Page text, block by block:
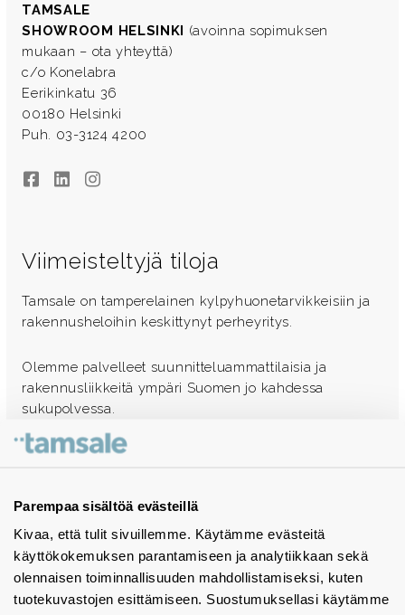
Parempaa sisältöä evästeillä
Kivaa, että tulit sivuillemme. Käytämme evästeitä
käyttökokemuksen parantamiseen ja analytiikkaan sekä
olennaisen toiminnallisuuden mahdollistamiseksi, kuten
tuotekuvastojen esittämiseen. Suostumuksellasi käytämme
TAMSALE
SHOWROOM HELSINKI (avoinna sopimuksen
mukaan – ota yhteyttä)
c/o Konelabra
Eerikinkatu 36
00180 Helsinki
Puh. 03-3124 4200
FacebookLinkedInInstagram
Viimeisteltyjä tiloja
Tamsale on tamperelainen kylpyhuonetarvikkeisiin ja
rakennusheloihin keskittynyt perheyritys.
Olemme palvelleet suunnitteluammattilaisia ja
rakennusliikkeitä ympäri Suomen jo kahdessa
sukupolvessa.
Ota yhteyttä - autamme mielellämme
Tuotekuvastot
Instagram
BIM-objektit
Yhteystiedot